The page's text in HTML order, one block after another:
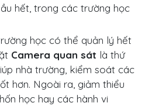
hết, trong các trường học
học có thể quản lý hết
Camera quan sát là thứ
nhà trường, kiểm soát các
hơn. Ngoài ra, giảm thiểu
học hay các hành vi